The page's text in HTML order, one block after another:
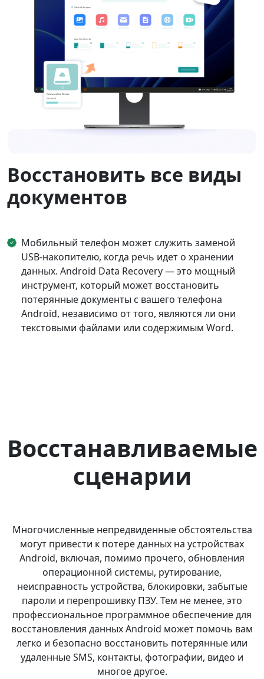
Восстановить все виды
документов
Мобильный телефон может служить заменой
USB-накопителю, когда речь идет о хранении
данных. Android Data Recovery — это мощный
инструмент, который может восстановить
потерянные документы с вашего телефона
Android, независимо от того, являются ли они
текстовыми файлами или содержимым Word.
Восстанавливаемые
сценарии
Многочисленные непредвиденные обстоятельства
могут привести к потере данных на устройствах
Android, включая, помимо прочего, обновления
операционной системы, рутирование,
неисправность устройства, блокировки, забытые
пароли и перепрошивку ПЗУ. Тем не менее, это
профессиональное программное обеспечение для
восстановления данных Android может помочь вам
легко и безопасно восстановить потерянные или
удаленные SMS, контакты, фотографии, видео и
многое другое.